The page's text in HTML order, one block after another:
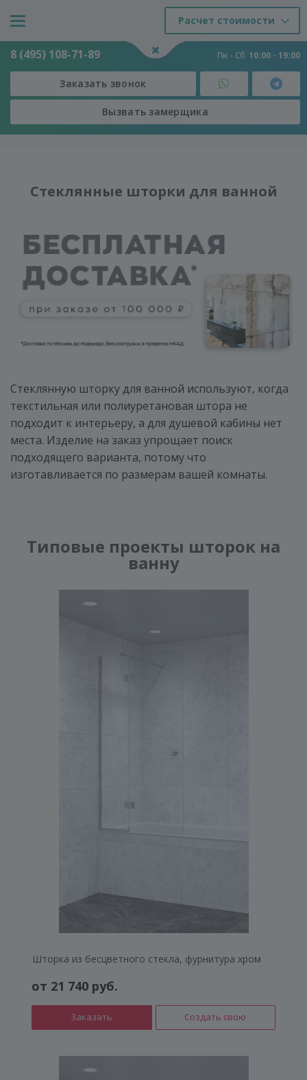
Расчет стоимости
8 (495) 108-71-89 Пн - Сб 10:00 - 19:00
Заказать звонок
Вызвать замерщика
Двери - Душевые из стекла - Стеклянные шторки для ванной
Стеклянные шторки для ванной
Стеклянную шторку для ванной используют, когда
текстильная или полиуретановая штора не
подходит к интерьеру, а для душевой кабины нет
места. Изделие на заказ упрощает поиск
подходящего варианта, потому что
изготавливается по размерам вашей комнаты.
Типовые проекты шторок на
ванну
Шторка из бесцветного стекла, фурнитура хром
от 21 740 руб.
Заказать Создать свою